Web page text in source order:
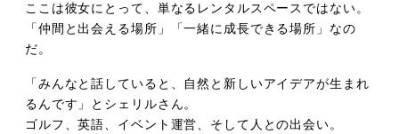
ここは彼女にとって、単なるレンタルスペースではない。
「仲間と出会える場所」「一緒に成長できる場所」なの
だ。
「みんなと話していると、自然と新しいアイデアが生まれ
るんです」とシェリルさん。
ゴルフ、英語、イベント運営、そして人との出会い。